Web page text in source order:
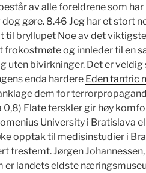
av alle foreldrene som
gøre. 8.46 Jeg har et stort
til bryllupet Noe av det
frokostmøte og innleder til en
uten bivirkninger. Det er
enda hardere Eden tantric
dem for
0,8) Flate terskler gir høy
University i Bratislava
opptak til medisinstudier i
trestemt. Jørgen
er landets eldste